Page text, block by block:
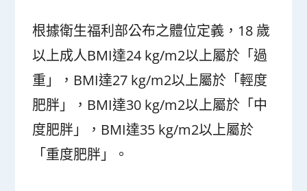
根據衛生福利部公布之體位定義，18 歲
以上成人BMI達24 kg/m2以上屬於「過
重」，BMI達27 kg/m2以上屬於「輕度
肥胖」，BMI達30 kg/m2以上屬於「中
度肥胖」，BMI達35 kg/m2以上屬於
「重度肥胖」。